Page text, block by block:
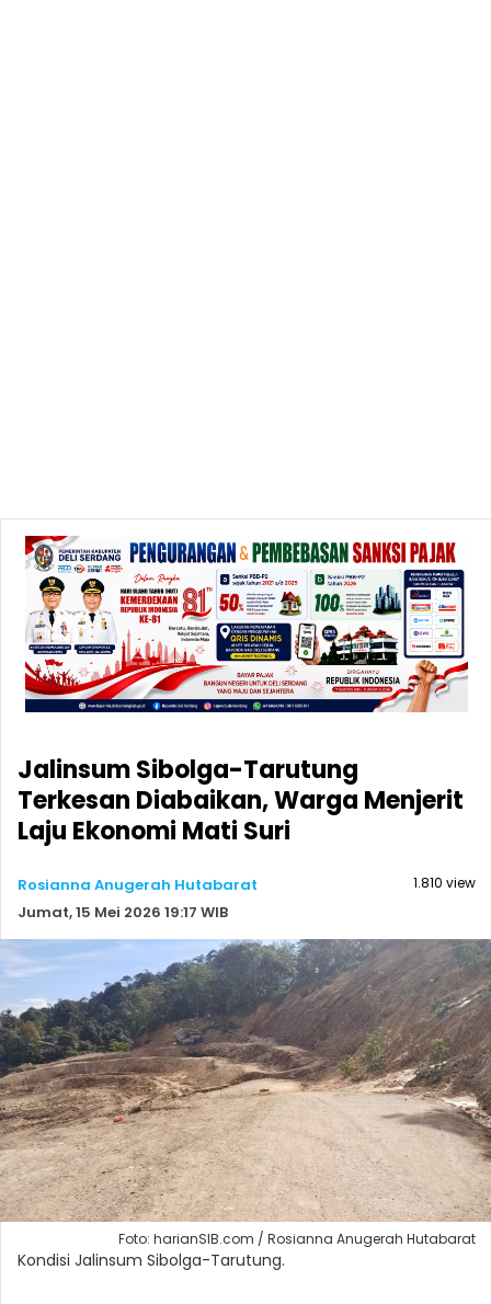
Jalinsum Sibolga-Tarutung
Terkesan Diabaikan, Warga Menjerit
Laju Ekonomi Mati Suri
Rosianna Anugerah Hutabarat
Jumat, 15 Mei 2026 19:17 WIB
1.810 view
Foto: harianSIB.com / Rosianna Anugerah Hutabarat
Kondisi Jalinsum Sibolga-Tarutung.